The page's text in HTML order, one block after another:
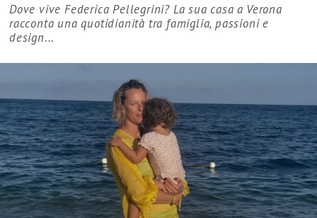
Dove vive Federica Pellegrini? La sua casa a Verona
racconta una quotidianità tra famiglia, passioni e
design...